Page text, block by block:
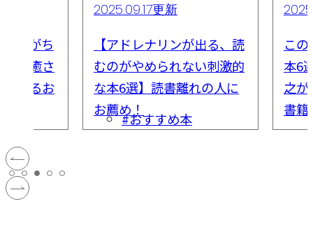
しがち
で癒さ
になるお
2025.09.17更新
【アドレナリンが出る、読
むのがやめられない刺激的
な本6選】読書離れの人に
お薦め！
#おすすめ本
こ
本6
之
書籍